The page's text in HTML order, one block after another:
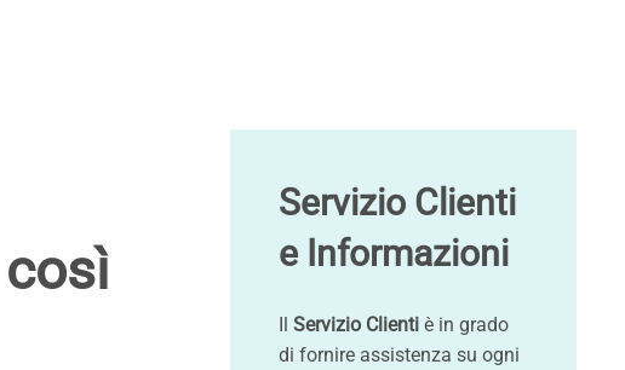
Servizio Clienti
e Informazioni
Il Servizio Clienti è in grado
di fornire assistenza su ogni